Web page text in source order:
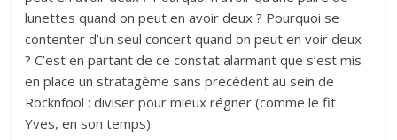
lunettes quand on peut en avoir deux ? Pourquoi se
contenter d’un seul concert quand on peut en voir deux
? C’est en partant de ce constat alarmant que s’est mis
en place un stratagème sans précédent au sein de
Rocknfool : diviser pour mieux régner (comme le fit
Yves, en son temps).